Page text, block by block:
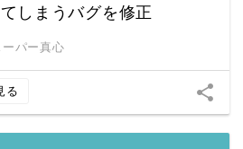
しまうバグを修正
ーパー真心
る share